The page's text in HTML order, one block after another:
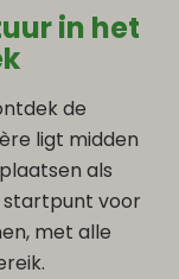
in het
de
ligt midden
als
startpunt voor
met alle